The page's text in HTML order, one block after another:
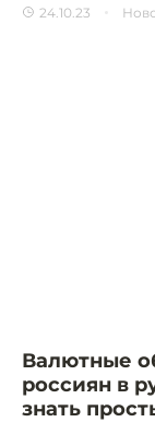
24.10.23
Валютные
россиян в
знать